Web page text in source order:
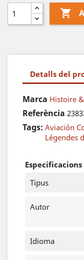

Detalls del
Marca Histoire
Referència
Tags: Aviación
Légendes
Especificacions
Tipus
Autor
Idioma